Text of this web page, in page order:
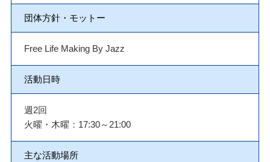
団体方針・モットー
Free Life Making By Jazz
活動日時
週2回
火曜・木曜：17:30～21:00
主な活動場所